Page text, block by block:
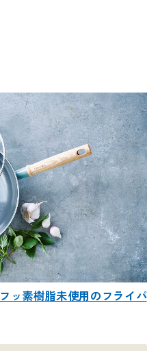
ッ素樹脂未使用のフライパ